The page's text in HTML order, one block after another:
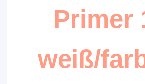
Primer
weiß/